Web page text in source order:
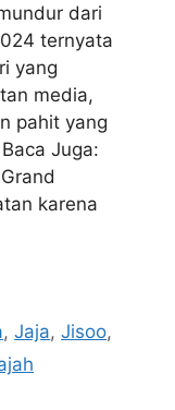
dari
ternyata
yang
media,
pahit yang
Juga:
karena
,Jaja,Jisoo,